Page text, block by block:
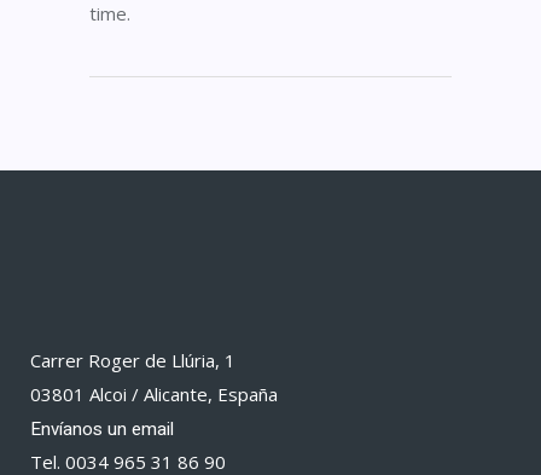
time.
Carrer Roger de Llúria, 1
03801 Alcoi / Alicante, España
Envíanos un email
Tel. 0034 965 31 86 90